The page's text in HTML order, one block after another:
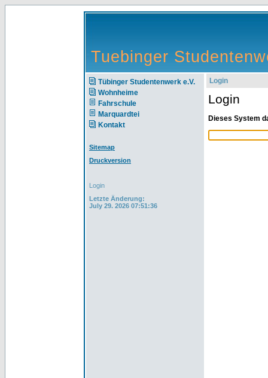
Tuebinger
Tübinger Studentenwerk e.V.
Wohnheime
Fahrschule
Marquardtei
Kontakt
Sitemap
Druckversion
Login
Letzte Änderung:
July 29. 2026 07:51:36
Login
Login
Dieses System